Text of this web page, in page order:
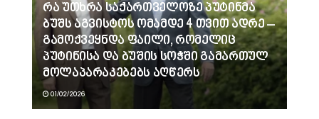
რა უთხრა საქართველოზე პუტინმა
ბუშს აგვისტოს ომამდე 4 თვით ადრე –
გამოქვეყნდა ფაილი, რომელიც
პუტინისა და ბუშის სოჭში გამართულ
მოლაპარაკებებს აღწერს
01/02/2026